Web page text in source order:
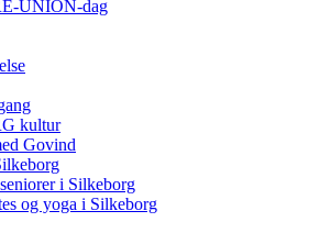
UNION-dag
kultur
Govind
i Silkeborg
og yoga i Silkeborg